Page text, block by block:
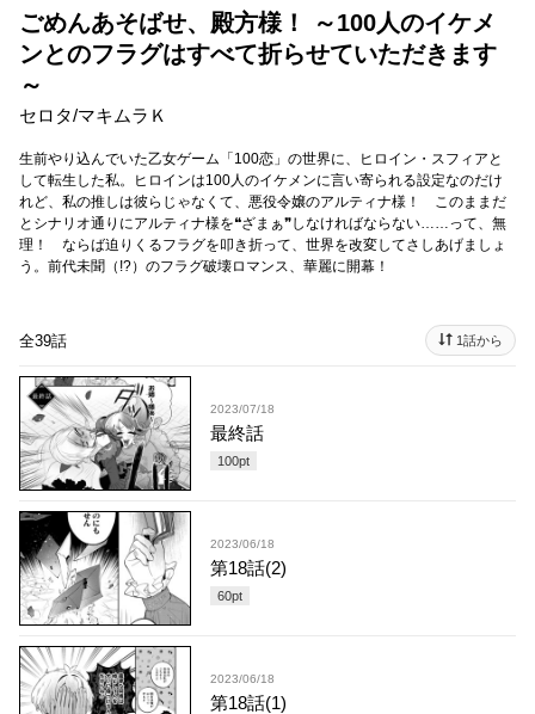
ごめんあそばせ、殿方様！ ～100人のイケメ
ンとのフラグはすべて折らせていただきます
～
セロタ/マキムラＫ
生前やり込んでいた乙女ゲーム「100恋」の世界に、ヒロイン・スフィアと
して転生した私。ヒロインは100人のイケメンに言い寄られる設定なのだけ
れど、私の推しは彼らじゃなくて、悪役令嬢のアルティナ様！ このままだ
とシナリオ通りにアルティナ様を❝ざまぁ❞しなければならない……って、無
理！ ならば迫りくるフラグを叩き折って、世界を改変してさしあげましょ
う。前代未聞（!?）のフラグ破壊ロマンス、華麗に開幕！
全39話 1話から
2023/07/18
最終話
100pt
2023/06/18
第18話(2)
60pt
2023/06/18
第18話(1)